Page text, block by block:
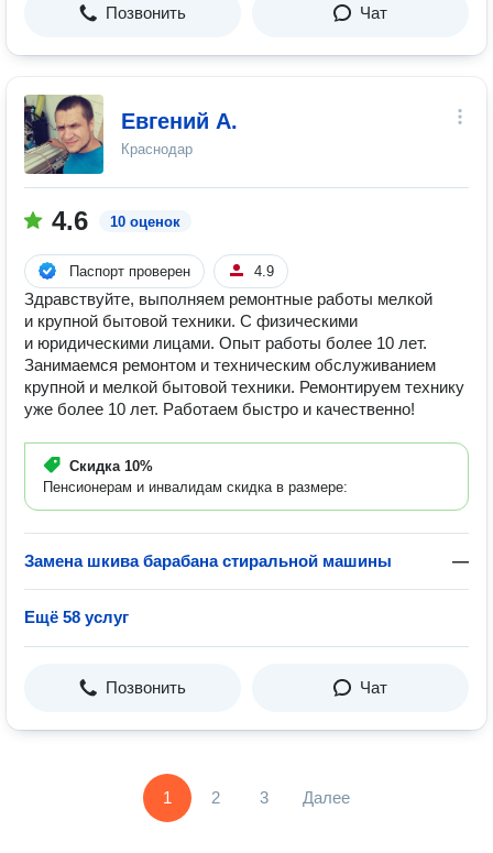
Позвонить Чат
Евгений А.
Краснодар
4.6 10 оценок
Паспорт проверен 4.9
Здравствуйте, выполняем ремонтные работы мелкой
и крупной бытовой техники. С физическими
и юридическими лицами. Опыт работы более 10 лет.
Занимаемся ремонтом и техническим обслуживанием
крупной и мелкой бытовой техники. Ремонтируем технику
уже более 10 лет. Работаем быстро и качеcтвенно!
Скидка 10%
Пенсионерам и инвалидам скидка в размере:
Замена шкива барабана стиральной машины —
Ещё 58 услуг
Позвонить Чат
1 2 3 Далее